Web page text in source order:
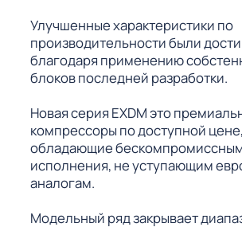
Улучшенные характеристики по
производительности были
благодаря применению
блоков последней разработки.
Новая серия EXDM это
компрессоры по доступной цене,
обладающие
исполнения, не уступающим
аналогам.
Модельный ряд закрывает